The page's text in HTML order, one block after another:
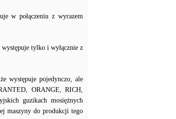
w połączeniu z wyrazem
występuje tylko i wyłącznie z
występuje pojedynczo, ale
ORANGE, RICH,
guzikach mosiężnych
maszyny do produkcji tego